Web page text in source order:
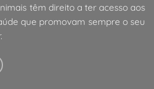
têm direito a ter acesso aos
que promovam sempre o seu